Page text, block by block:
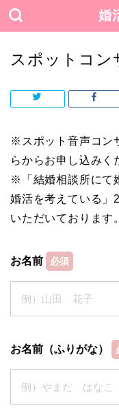
婚
スポットコン
※スポット音声コン
らからお申し込みく
※「結婚相談所にて
婚活を考えている」
いただいております。
お名前 必須
お名前（ふりがな）